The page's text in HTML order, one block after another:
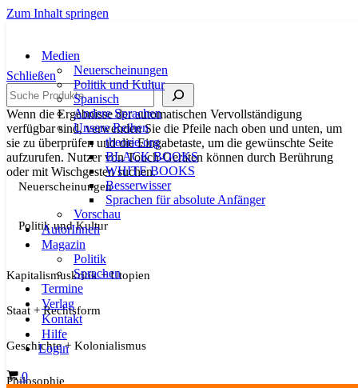
Zum Inhalt springen
Medien
Neuerscheinungen
Politik und Kultur
Spanisch
Andere Sprachen
Unsere Reihen
theorie.org
BLACK BOOKS
WHITE BOOKS
Besserwisser
Sprachen für absolute Anfänger
Vorschau
AutorInnen
Magazin
Politik
Sprachen
Termine
Verlag
Kontakt
Hilfe
Login
Warenkorb
0
Schließen
Suche
Wenn die Ergebnisse der automatischen Vervollständigung
verfügbar sind, verwenden Sie die Pfeile nach oben und unten, um
sie zu überprüfen und die Eingabetaste, um die gewünschte Seite
aufzurufen. Nutzer von Touch-Geräten können durch Berührung
oder mit Wischgesten suchen.
Neuerscheinungen
Politik und Kultur
Kapitalismuskritik + Utopien
Staat + Rechtsform
Geschichte + Kolonialismus
Philosophie